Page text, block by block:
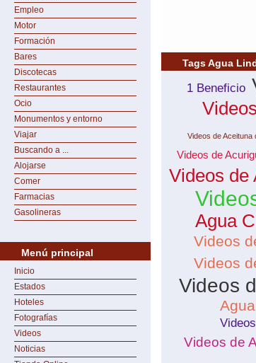
Empleo
Motor
Formación
Bares
Discotecas
Restaurantes
Ocio
Monumentos y entorno
Viajar
Buscando a ...
Alojarse
Comer
Farmacias
Gasolineras
Menú principal
Inicio
Estados
Hoteles
Fotografías
Videos
Noticias
Tags Agua
1 Beneficio
Videos de Aceituna
Videos de
Videos de
Agua
Videos
Videos
Videos
Videos de